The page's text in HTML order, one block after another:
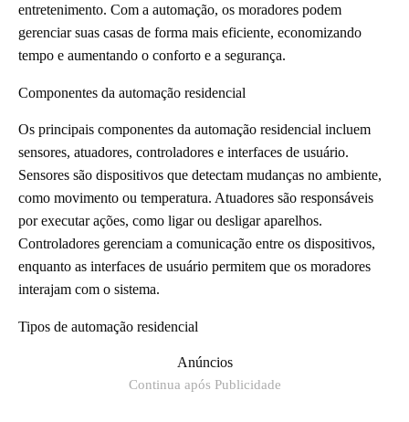
entretenimento. Com a automação, os moradores podem
gerenciar suas casas de forma mais eficiente, economizando
tempo e aumentando o conforto e a segurança.
Componentes da automação residencial
Os principais componentes da automação residencial incluem
sensores, atuadores, controladores e interfaces de usuário.
Sensores são dispositivos que detectam mudanças no ambiente,
como movimento ou temperatura. Atuadores são responsáveis
por executar ações, como ligar ou desligar aparelhos.
Controladores gerenciam a comunicação entre os dispositivos,
enquanto as interfaces de usuário permitem que os moradores
interajam com o sistema.
Tipos de automação residencial
Anúncios
Continua após Publicidade